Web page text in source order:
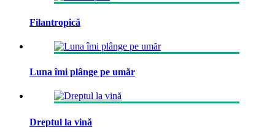
Filantropică
Luna îmi plânge pe umăr
Dreptul la vină